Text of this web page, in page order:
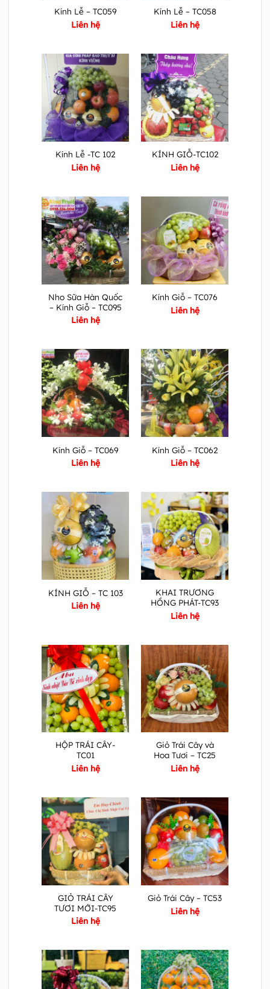
Kính Lễ – TC059
Liên hệ
Kính Lễ – TC058
Liên hệ
Kính Lễ -TC 102
Liên hệ
KÍNH GIỖ-TC102
Liên hệ
Nho Sữa Hàn Quốc
– Kính Giỗ – TC095
Liên hệ
Kính Giỗ – TC076
Liên hệ
Kính Giỗ – TC069
Liên hệ
Kính Giỗ – TC062
Liên hệ
KÍNH GIỖ – TC 103
Liên hệ
KHAI TRƯƠNG
HỒNG PHÁT-TC93
Liên hệ
HỘP TRÁI CÂY-
TC01
Liên hệ
Giỏ Trái Cây và
Hoa Tươi – TC25
Liên hệ
GIỎ TRÁI CÂY
TƯƠI MỚI-TC95
Liên hệ
Giỏ Trái Cây – TC53
Liên hệ